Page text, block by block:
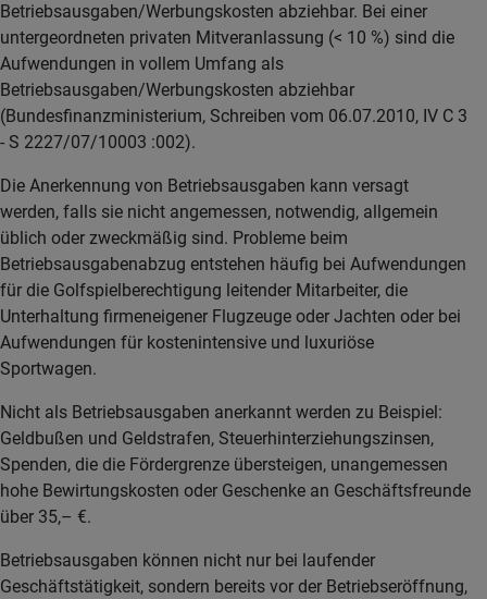
Betriebsausgaben/Werbungskosten abziehbar. Bei einer
untergeordneten privaten Mitveranlassung (< 10 %) sind die
Aufwendungen in vollem Umfang als
Betriebsausgaben/Werbungskosten abziehbar
(Bundesfinanzministerium, Schreiben vom 06.07.2010, IV C 3
- S 2227/07/10003 :002).
Die Anerkennung von Betriebsausgaben kann versagt
werden, falls sie nicht angemessen, notwendig, allgemein
üblich oder zweckmäßig sind. Probleme beim
Betriebsausgabenabzug entstehen häufig bei Aufwendungen
für die Golfspielberechtigung leitender Mitarbeiter, die
Unterhaltung firmeneigener Flugzeuge oder Jachten oder bei
Aufwendungen für kostenintensive und luxuriöse
Sportwagen.
Nicht als Betriebsausgaben anerkannt werden zu Beispiel:
Geldbußen und Geldstrafen, Steuerhinterziehungszinsen,
Spenden, die die Fördergrenze übersteigen, unangemessen
hohe Bewirtungskosten oder Geschenke an Geschäftsfreunde
über 35,– €.
Betriebsausgaben können nicht nur bei laufender
Geschäftstätigkeit, sondern bereits vor der Betriebseröffnung,